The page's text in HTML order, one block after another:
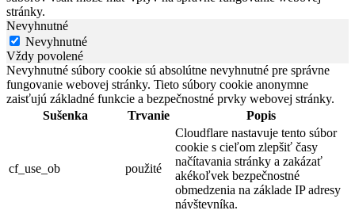
stránky.
Nevyhnutné
Nevyhnutné
Vždy povolené
Nevyhnutné súbory cookie sú absolútne nevyhnutné pre správne
fungovanie webovej stránky. Tieto súbory cookie anonymne
zaisťujú základné funkcie a bezpečnostné prvky webovej stránky.
Sušenka
Trvanie Popis
cf_use_ob použité
Cloudflare nastavuje tento súbor
cookie s cieľom zlepšiť časy
načítavania stránky a zakázať
akékoľvek bezpečnostné
obmedzenia na základe IP adresy
návštevníka.